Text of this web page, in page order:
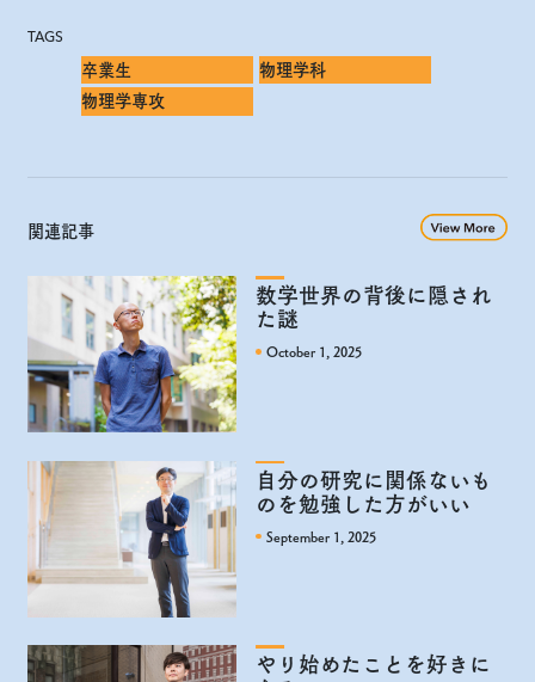
TAGS
卒業生
物理学科
物理学専攻
関連記事
数学世界の背後に隠され
た謎
October 1, 2025
自分の研究に関係ないも
のを勉強した方がいい
September 1, 2025
やり始めたことを好きに